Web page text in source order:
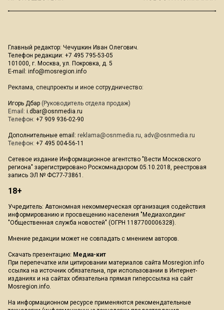
Главный редактор: Чечушкин Иван Олегович.
Телефон редакции: +7 495 795-53-05
101000, г. Москва, ул. Покровка, д. 5
E-mail: info@mosregion.info
Реклама, спецпроекты и иное сотрудничество:
Игорь Дбар (Руководитель отдела продаж)
Email: i.dbar@osnmedia.ru
Телефон: +7 909 936-02-90
Дополнительные email: reklama@osnmedia.ru, adv@osnmedia.ru
Телефон: +7 495 004-56-11
Сетевое издание Информационное агентство "Вести Московского
региона" зарегистрировано Роскомнадзором 05.10.2018, реестровая
запись ЭЛ № ФС77-73861.
18+
Учредитель: Автономная некоммерческая организация содействия
информированию и просвещению населения "Медиахолдинг
"Общественная служба новостей" (ОГРН 1187700006328).
Мнение редакции может не совпадать с мнением авторов.
Скачать презентацию: Медиа-кит
При перепечатке или цитировании материалов сайта Mosregion.info
ссылка на источник обязательна, при использовании в Интернет-
изданиях и на сайтах обязательна прямая гиперссылка на сайт
Mosregion.info.
На информационном ресурсе применяются рекомендательные